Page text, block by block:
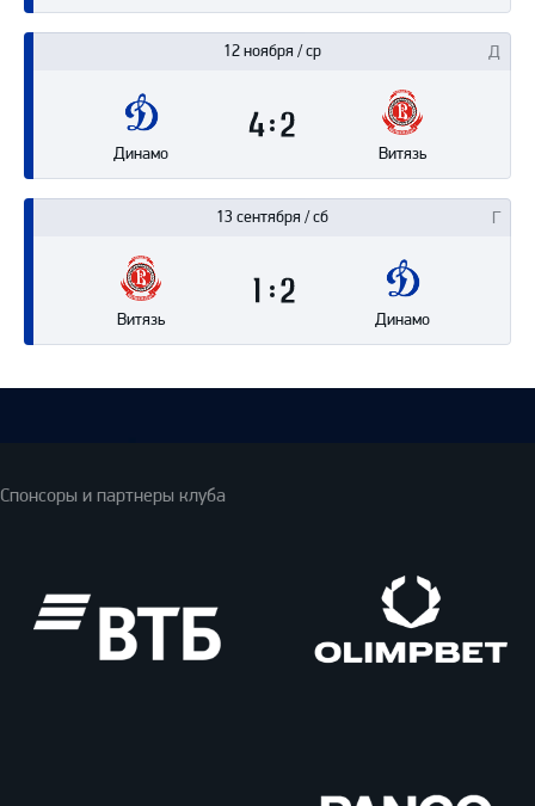
12 ноября / ср
Динамо
4
Витязь
2
13 сентября / сб
Витязь
1
Динамо
2
Спонсоры и партнеры клуба